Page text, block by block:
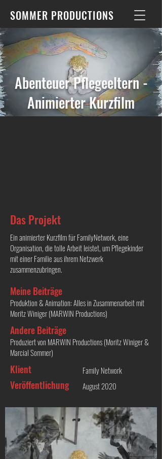
SOMMER PRODUCTIONS
Abenteuer Pflegeeltern -
Animierter Kurzfilm
Das Projekt
Ein animierter Kurzfilm für FamilyNetwork, eine
Organisation, die tolle Arbeit leistet, um Pflegekinder
mit einer Familie aus ihrem Netzwerk
zusammenzubringen.
Meine Beiträge
Produktion & Animation: Alles in Zusammenarbeit mit
Moritz Winiger (MARWIN Productions)
Andere Beiträge
Produziert von MARWIN Productions (Moritz Winiger &
Marcial Sommer)
Klient Family Network
Veröffentlichung August 2020